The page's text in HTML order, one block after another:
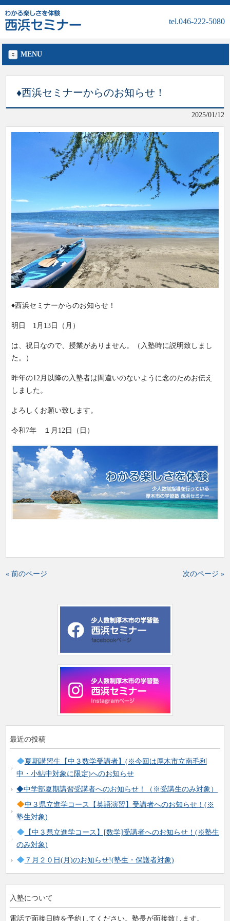
tel.046-222-5080
MENU
♦西浜セミナーからのお知らせ！
2025/01/12
♦西浜セミナーからのお知らせ！
明日 1月13日（月）
は、祝日なので、授業がありません。（入塾時に説明致しまし
た。）
昨年の12月以降の入塾者は間違いのないように念のためお伝え
しました。
よろしくお願い致します。
令和7年 １月12日（日）
« 前のページ 次のページ »
最近の投稿
夏期講習生【中３数学受講者】(※今回は厚木市立南毛利
中・小鮎中対象に限定)へのお知らせ
◆中学部夏期講習受講者へのお知らせ！（※受講生のみ対象）
中３県立進学コース【英語演習】受講者へのお知らせ！(※
塾生対象)
【中３県立進学コース】[数学]受講者へのお知らせ！(※塾生
のみ対象)
７月２０日(月)のお知らせ!(塾生・保護者対象)
入塾について
電話で面接日時を予約してください。塾長が面接致します。